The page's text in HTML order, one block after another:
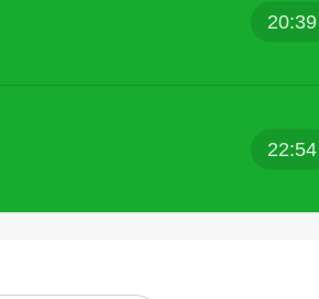
20:39
22:54